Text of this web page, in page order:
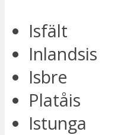
Isfält
Inlandsis
Isbre
Platåis
Istunga